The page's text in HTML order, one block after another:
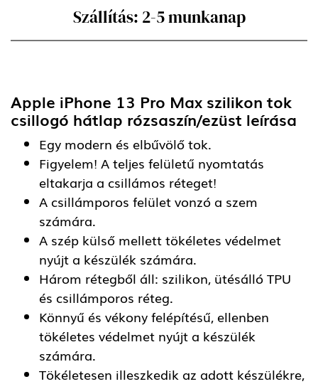
Szállítás: 2-5 munkanap
Apple iPhone 13 Pro Max szilikon tok
csillogó hátlap rózsaszín/ezüst leírása
Egy modern és elbűvölő tok.
Figyelem! A teljes felületű nyomtatás
eltakarja a csillámos réteget!
A csillámporos felület vonzó a szem
számára.
A szép külső mellett tökéletes védelmet
nyújt a készülék számára.
Három rétegből áll: szilikon, ütésálló TPU
és csillámporos réteg.
Könnyű és vékony felépítésű, ellenben
tökéletes védelmet nyújt a készülék
számára.
Tökéletesen illeszkedik az adott készülékre,